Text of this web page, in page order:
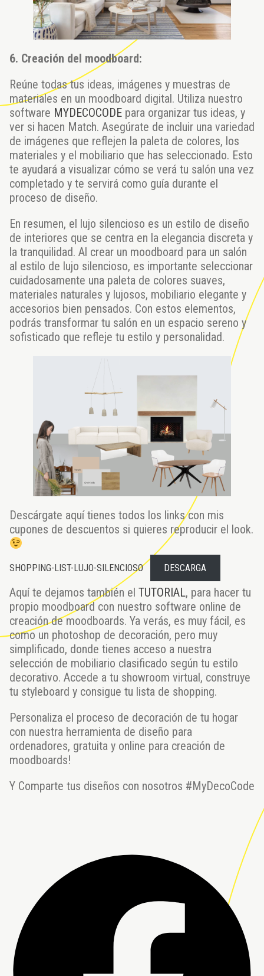
6. Creación del moodboard:
Reúne todas tus ideas, imágenes y muestras de
materiales en un moodboard digital. Utiliza nuestro
software MYDECOCODE para organizar tus ideas, y
ver si hacen Match. Asegúrate de incluir una variedad
de imágenes que reflejen la paleta de colores, los
materiales y el mobiliario que has seleccionado. Esto
te ayudará a visualizar cómo se verá tu salón una vez
completado y te servirá como guía durante el
proceso de diseño.
En resumen, el lujo silencioso es un estilo de diseño
de interiores que se centra en la elegancia discreta y
la tranquilidad. Al crear un moodboard para un salón
al estilo de lujo silencioso, es importante seleccionar
cuidadosamente una paleta de colores suaves,
materiales naturales y lujosos, mobiliario elegante y
accesorios bien pensados. Con estos elementos,
podrás transformar tu salón en un espacio sereno y
sofisticado que refleje tu estilo y personalidad.
Descárgate aquí tienes todos los links con mis
cupones de descuentos si quieres reproducir el look.
SHOPPING-LIST-LUJO-SILENCIOSO DESCARGA
Aquí te dejamos también el TUTORIAL, para hacer tu
propio moodboard con nuestro software online de
creación de moodboards. Ya verás, es muy fácil, es
como un photoshop de decoración, pero muy
simplificado, donde tienes acceso a nuestra
selección de mobiliario clasificado según tu estilo
decorativo. Accede a tu showroom virtual, construye
tu styleboard y consigue tu lista de shopping.
Personaliza el proceso de decoración de tu hogar
con nuestra herramienta de diseño para
ordenadores, gratuita y online para creación de
moodboards!
Y Comparte tus diseños con nosotros #MyDecoCode